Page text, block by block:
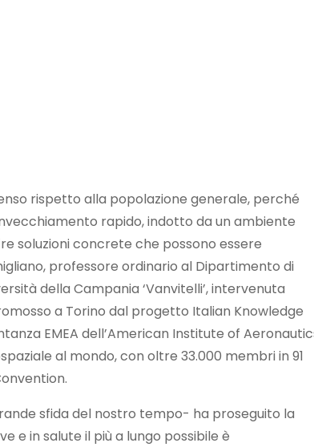
rispetto alla popolazione generale, perché
rapido, indotto da un ambiente
soluzioni concrete che possono essere
professore ordinario al Dipartimento di
della Campania ‘Vanvitelli’, intervenuta
a Torino dal progetto Italian Knowledge
EMEA dell’American Institute of
al mondo, con oltre 33.000 membri in 91
sfida del nostro tempo- ha proseguito la
e in salute il più a lungo possibile è